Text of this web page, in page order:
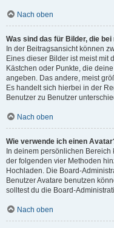
Nach oben
Was sind das für Bilder, die
In der Beitragsansicht können
Eines dieser Bilder ist meist mit
Kästchen oder Punkte, die
angeben. Das andere, meist
Es handelt sich hierbei in der
Benutzer zu Benutzer
Nach oben
Wie verwende ich einen
In deinem persönlichen Bereich
der folgenden vier Methoden
Hochladen. Die Board-
Benutzer Avatare benutzen
solltest du die Board-
Nach oben